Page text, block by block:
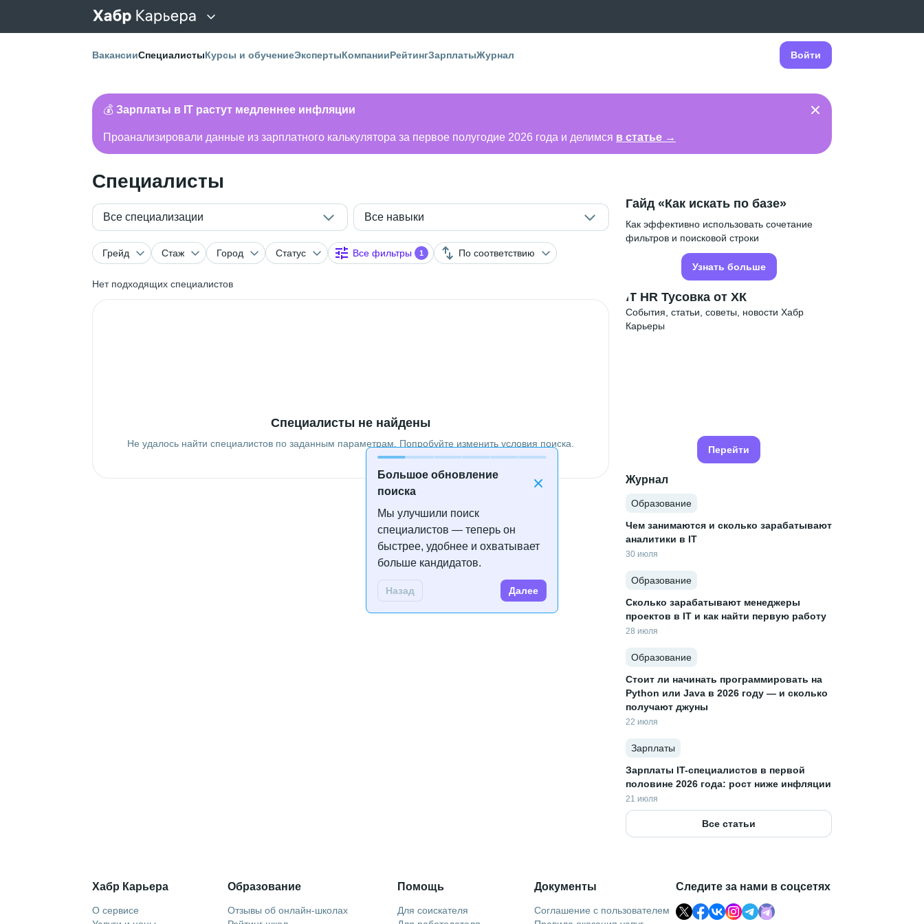
ВакансииСпециалистыКурсы и обучениеЭкспертыКомпанииРейтингЗарплатыЖурнал Войти
💰 Зарплаты в IT растут медленнее инфляции
Проанализировали данные из зарплатного калькулятора за первое полугодие 2026 года и делимся в статье →
Специалисты
Все специализации Все навыки
Грейд Стаж Город Статус Все фильтры 1 По соответствию
Нет подходящих специалистов
Большое обновление
поиска
Мы улучшили поиск
специалистов — теперь он
быстрее, удобнее и охватывает
больше кандидатов.
Назад Далее
Специалисты не найдены
Не удалось найти специалистов по заданным параметрам. Попробуйте изменить условия поиска.
Гайд «Как искать по базе»
Как эффективно использовать сочетание
фильтров и поисковой строки
Узнать больше
IT HR Тусовка от ХК
События, статьи, советы, новости Хабр
Карьеры
Перейти
Журнал
Образование
Чем занимаются и сколько зарабатывают
аналитики в IT
30 июля
Образование
Сколько зарабатывают менеджеры
проектов в IT и как найти первую работу
28 июля
Образование
Стоит ли начинать программировать на
Python или Java в 2026 году — и сколько
получают джуны
22 июля
Зарплаты
Зарплаты IT-специалистов в первой
половине 2026 года: рост ниже инфляции
21 июля
Все статьи
Хабр Карьера
О сервисе
Образование
Отзывы об онлайн-школах
Помощь
Для соискателя
Документы
Соглашение с пользователем
Следите за нами в соцсетях